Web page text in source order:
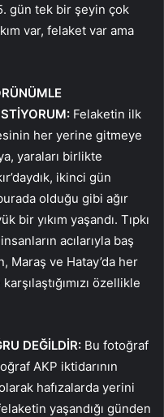
gün tek bir şeyin çok
var, felaket var ama
Felaketin ilk
her yerine gitmeye
yaraları birlikte
ikinci gün
olduğu gibi ağır
bir yıkım yaşandı. Tıpkı
acılarıyla baş
Maraş ve Hatay’da her
özellikle
DEĞİLDİR: Bu fotoğraf
AKP iktidarının
hafızalarda yerini
yaşandığı günden